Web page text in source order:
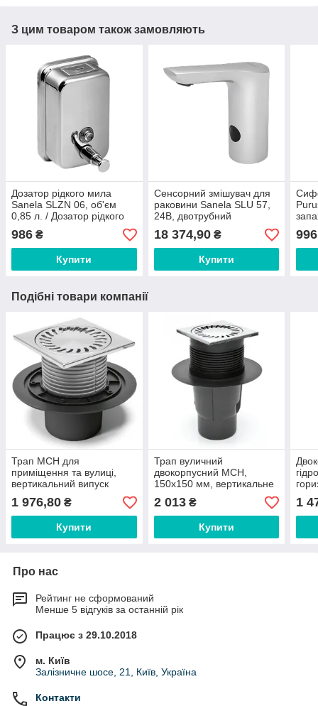
З цим товаром також замовляють
Дозатор рідкого мила
Sanela SLZN 06, об'єм
0,85 л. / Дозатор рідкого
мила
986 ₴
Купити
Сенсорний змішувач для
раковини Sanela SLU 57,
24В, двотрубний
18 374,90₴
Купити
Подібні товари компанії
Трап MCH для
приміщення та вулиці,
вертикальний випуск
нержавіюча решітка
150х150 мм арт.386Е
1 976,80 ₴
Купити
Трап вуличний
двокорпусний МСН,
150х150 мм, вертикальне
підключення D110, сухий
сифон арт. 827 S-N
2 013₴
Купити
1
Про нас
Рейтинг не сформований
Менше 5 відгуків за останній рік
Працює з 29.10.2018
м. Київ
Залізничне шосе, 21, Київ, Україна
Контакти